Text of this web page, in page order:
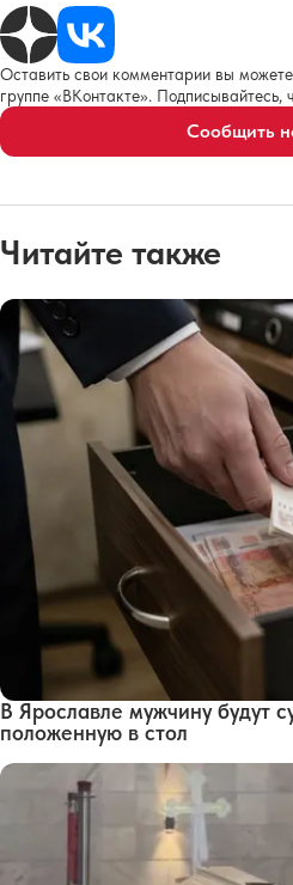
Оставить свои комментарии вы
группе «ВКонтакте». Подписывайтесь,
Сообщить
Читайте также
В Ярославле мужчину будут
положенную в стол